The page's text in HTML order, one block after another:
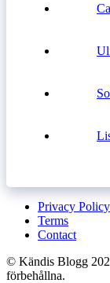
Privacy Policy
Terms
Contact
© Kändis Blogg
förbehållna.